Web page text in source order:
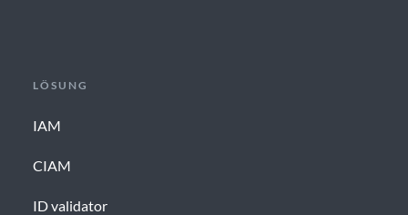
LÖSUNG
IAM
CIAM
ID validator